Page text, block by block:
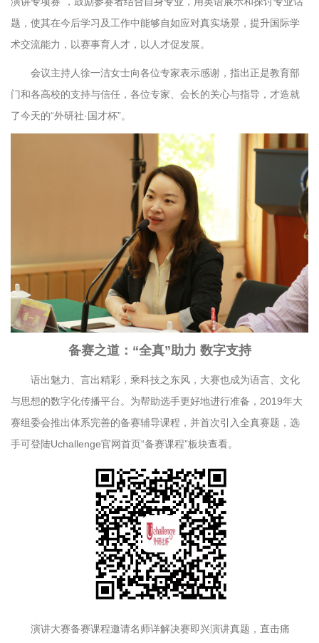
题，使其在今后学习及工作中能够自如应对真实场景，提升国际学
术交流能力，以赛事育人才，以人才促发展。
会议主持人徐一洁女士向各位专家表示感谢，指出正是教育部
门和各高校的支持与信任，各位专家、会长的关心与指导，才造就
了今天的“外研社·国才杯”。
备赛之道：“全真”助力 数字支持
语出魅力、言出精彩，乘科技之东风，大赛也成为语言、文化
与思想的数字化传播平台。为帮助选手更好地进行准备，2019年大
赛组委会推出体系完善的备赛辅导课程，并首次引入全真赛题，选
手可登陆Uchallenge官网首页“备赛课程”板块查看。
演讲大赛备赛课程邀请名师详解决赛即兴演讲真题，直击痛